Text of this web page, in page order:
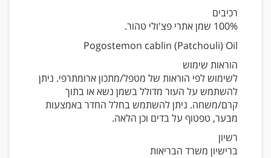
רכיבים
100% שמן אתרי פצ'ולי טהור.
Pogostemon cablin (Patchouli) Oil
הוראות שימוש
לשימוש לפי הוראות של מטפל/מתכון ארומתרפי. ניתן
להשתמש על העור מדולל בשמן נשא או בתוך
קרם/משחה. ניתן להשתמש בחלל החדר באמצעות
מבער, טפטוף על בדים וכן הלאה.
רשיון
ברישיון משרד הבריאות